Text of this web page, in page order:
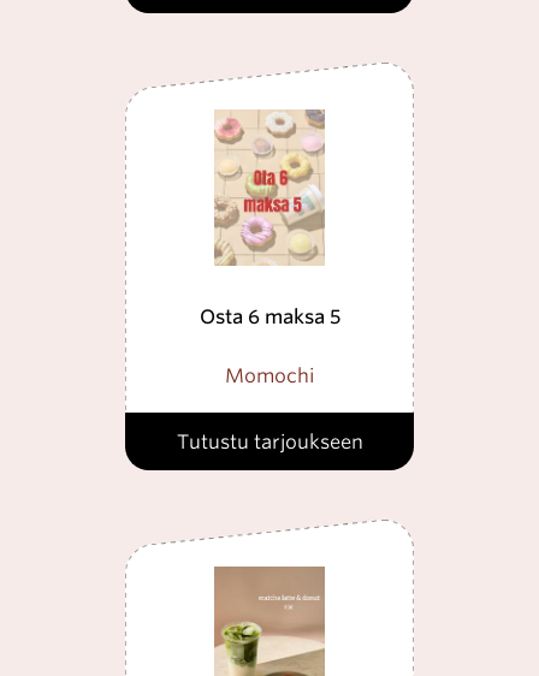
Osta 6 maksa 5
Momochi
Tutustu tarjoukseen